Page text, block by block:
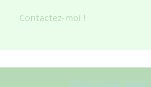
Contactez-moi !